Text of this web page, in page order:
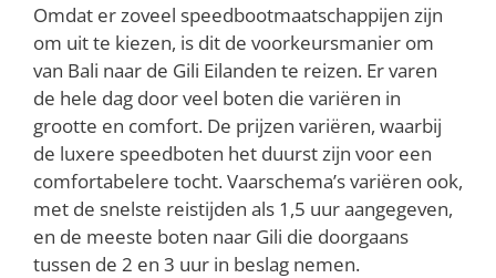
Omdat er zoveel speedbootmaatschappijen zijn
om uit te kiezen, is dit de voorkeursmanier om
van Bali naar de Gili Eilanden te reizen. Er varen
de hele dag door veel boten die variëren in
grootte en comfort. De prijzen variëren, waarbij
de luxere speedboten het duurst zijn voor een
comfortabelere tocht. Vaarschema’s variëren ook,
met de snelste reistijden als 1,5 uur aangegeven,
en de meeste boten naar Gili die doorgaans
tussen de 2 en 3 uur in beslag nemen.